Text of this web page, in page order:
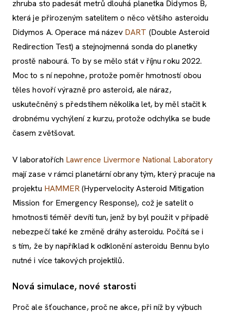
zhruba sto padesát metrů dlouhá planetka Didymos B,
která je přirozeným satelitem o něco většího asteroidu
Didymos A. Operace má název DART (Double Asteroid
Redirection Test) a stejnojmenná sonda do planetky
prostě nabourá. To by se mělo stát v říjnu roku 2022.
Moc to s ní nepohne, protože poměr hmotností obou
těles hovoří výrazně pro asteroid, ale náraz,
uskutečněný s předstihem několika let, by měl stačit k
drobnému vychýlení z kurzu, protože odchylka se bude
časem zvětšovat.
V laboratořích Lawrence Livermore National Laboratory
mají zase v rámci planetární obrany tým, který pracuje na
projektu HAMMER(Hypervelocity Asteroid Mitigation
Mission for Emergency Response), což je satelit o
hmotnosti téměř devíti tun, jenž by byl použit v případě
nebezpečí také ke změně dráhy asteroidu. Počítá se i
s tím, že by například k odklonění asteroidu Bennu bylo
nutné i více takových projektilů.
Nová simulace, nové starosti
Proč ale šťouchance, proč ne akce, při níž by výbuch